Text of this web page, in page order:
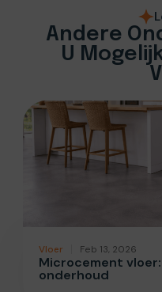
Andere
U
Vloer Feb 13, 2026
Microcement
onderhoud